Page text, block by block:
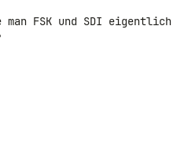
FSK und SDI